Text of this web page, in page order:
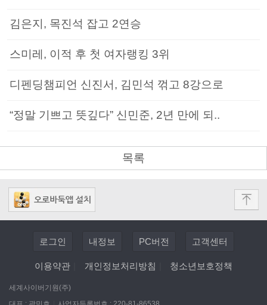
김은지, 목진석 잡고 2연승
스미레, 이적 후 첫 여자랭킹 3위
디펜딩챔피언 신진서, 김민석 꺾고 8강으로
“정말 기쁘고 뜻깊다” 신민준, 2년 만에 되..
목록
로그인 내정보 PC버전 고객센터
이용약관 개인정보처리방침 청소년보호정책
세계사이버기원(주)